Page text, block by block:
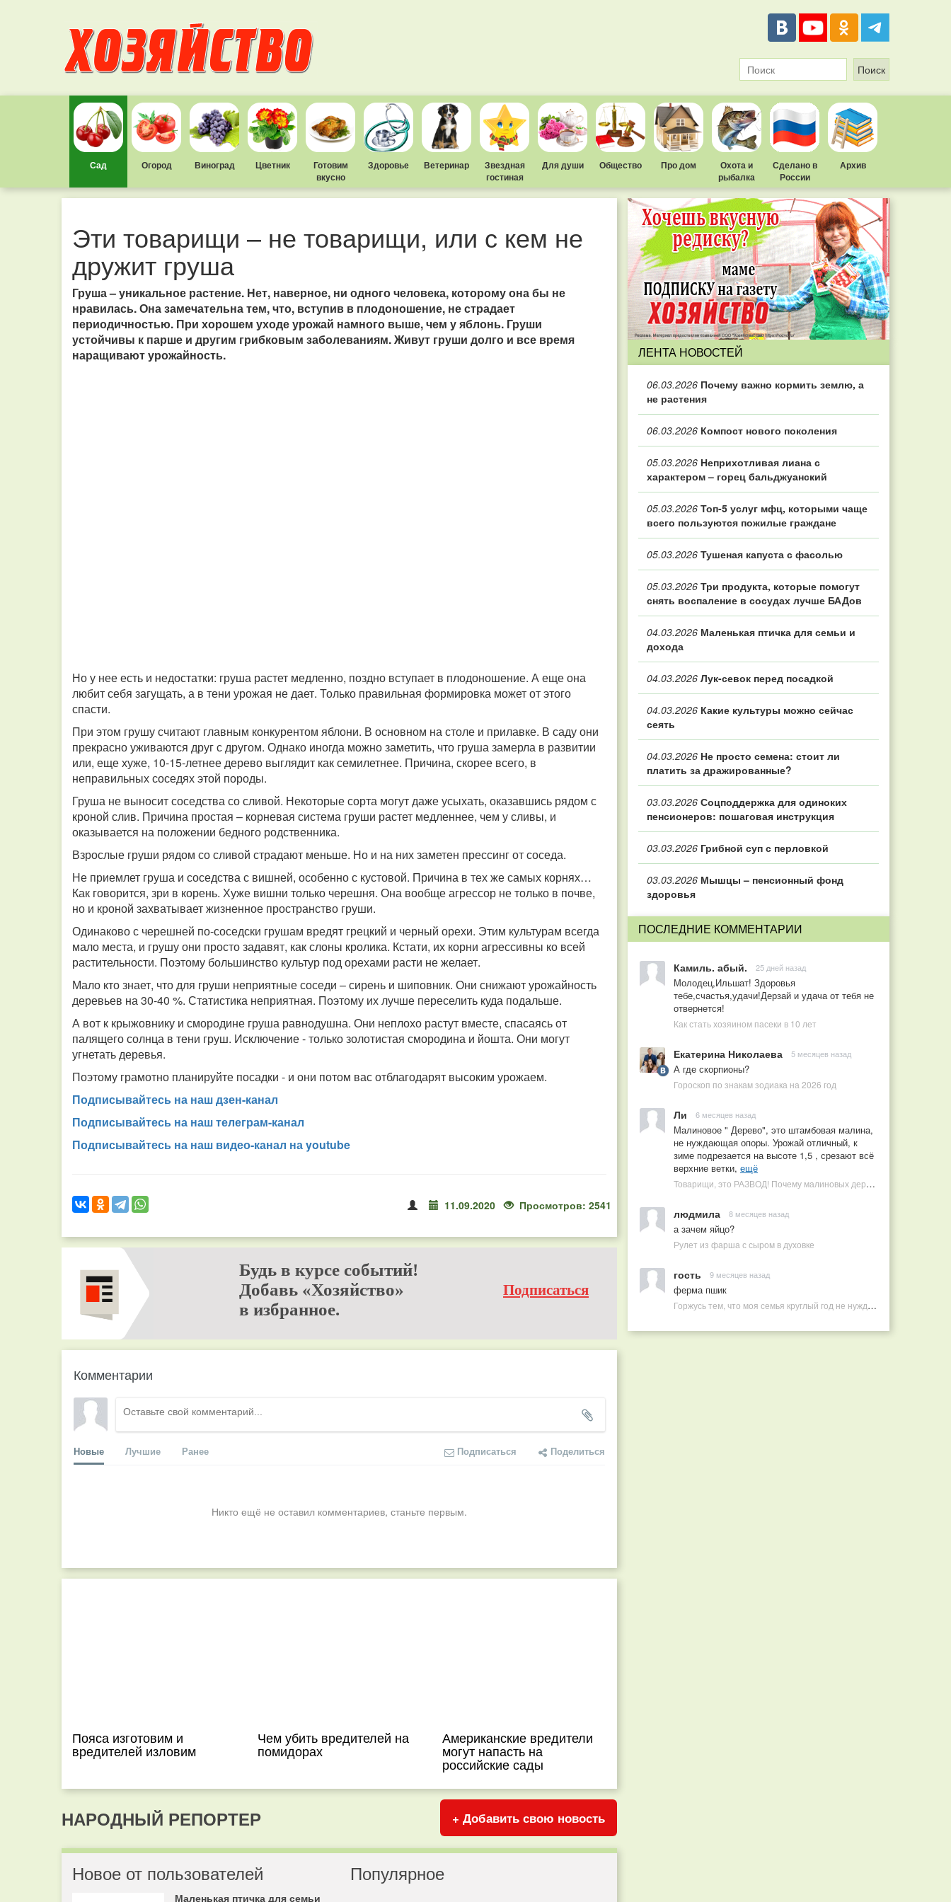
Сад Огород Виноград Цветник
Готовим
вкусно
Здоровье Ветеринар
Звездная
гостиная
Для души Общество Про дом
Охота и
рыбалка
Сделано в
России
Архив
Эти товарищи – не товарищи, или с кем не
дружит груша
Груша – уникальное растение. Нет, наверное, ни одного человека, которому она бы не
нравилась. Она замечательна тем, что, вступив в плодоношение, не страдает
периодичностью. При хорошем уходе урожай намного выше, чем у яблонь. Груши
устойчивы к парше и другим грибковым заболеваниям. Живут груши долго и все время
наращивают урожайность.
Но у нее есть и недостатки: груша растет медленно, поздно вступает в плодоношение. А еще она
любит себя загущать, а в тени урожая не дает. Только правильная формировка может от этого
спасти.
При этом грушу считают главным конкурентом яблони. В основном на столе и прилавке. В саду они
прекрасно уживаются друг с другом. Однако иногда можно заметить, что груша замерла в развитии
или, еще хуже, 10-15-летнее дерево выглядит как семилетнее. Причина, скорее всего, в
неправильных соседях этой породы.
Груша не выносит соседства со сливой. Некоторые сорта могут даже усыхать, оказавшись рядом с
кроной слив. Причина простая – корневая система груши растет медленнее, чем у сливы, и
оказывается на положении бедного родственника.
Взрослые груши рядом со сливой страдают меньше. Но и на них заметен прессинг от соседа.
Не приемлет груша и соседства с вишней, особенно с кустовой. Причина в тех же самых корнях…
Как говорится, зри в корень. Хуже вишни только черешня. Она вообще агрессор не только в почве,
но и кроной захватывает жизненное пространство груши.
Одинаково с черешней по-соседски грушам вредят грецкий и черный орехи. Этим культурам всегда
мало места, и грушу они просто задавят, как слоны кролика. Кстати, их корни агрессивны ко всей
растительности. Поэтому большинство культур под орехами расти не желает.
Мало кто знает, что для груши неприятные соседи – сирень и шиповник. Они снижают урожайность
деревьев на 30-40 %. Статистика неприятная. Поэтому их лучше переселить куда подальше.
А вот к крыжовнику и смородине груша равнодушна. Они неплохо растут вместе, спасаясь от
палящего солнца в тени груш. Исключение - только золотистая смородина и йошта. Они могут
угнетать деревья.
Поэтому грамотно планируйте посадки - и они потом вас отблагодарят высоким урожаем.
Подписывайтесь на наш дзен-канал
Подписывайтесь на наш телеграм-канал
Подписывайтесь на наш видео-канал на youtube
11.09.2020 Просмотров: 2541
Будь в курсе событий!
Добавь «Хозяйство»
в избранное.
Подписаться
Комментарии
Новые Лучшие Ранее Подписаться Поделиться
Никто ещё не оставил комментариев, станьте первым.
Пояса изготовим и
вредителей изловим
Чем убить вредителей на
помидорах
Американские вредители
могут напасть на
российские сады
НАРОДНЫЙ РЕПОРТЕР + Добавить свою новость
Новое от пользователей
Маленькая птичка для семьи
Популярное
ЛЕНТА НОВОСТЕЙ
06.03.2026 Почему важно кормить землю, а
не растения
06.03.2026 Компост нового поколения
05.03.2026 Неприхотливая лиана с
характером – горец бальджуанский
05.03.2026 Топ‑5 услуг мфц, которыми чаще
всего пользуются пожилые граждане
05.03.2026 Тушеная капуста с фасолью
05.03.2026 Три продукта, которые помогут
снять воспаление в сосудах лучше БАДов
04.03.2026 Маленькая птичка для семьи и
дохода
04.03.2026 Лук-севок перед посадкой
04.03.2026 Какие культуры можно сейчас
сеять
04.03.2026 Не просто семена: стоит ли
платить за дражированные?
03.03.2026 Соцподдержка для одиноких
пенсионеров: пошаговая инструкция
03.03.2026 Грибной суп с перловкой
03.03.2026 Мышцы – пенсионный фонд
здоровья
ПОСЛЕДНИЕ КОММЕНТАРИИ
Камиль. абый. 25 дней назад
Молодец,Ильшат! Здоровья
тебе,счастья,удачи!Дерзай и удача от тебя не
отвернется!
Как стать хозяином пасеки в 10 лет
Екатерина Николаева 5 месяцев назад
А где скорпионы?
Гороскоп по знакам зодиака на 2026 год
Ли 6 месяцев назад
Малиновое " Дерево", это штамбовая малина,
не нуждающая опоры. Урожай отличный, к
зиме подрезается на высоте 1,5 , срезают всё
верхние ветки, ещё
Товарищи, это РАЗВОД! Почему малиновых деревьев не бывает, или Как ушлые продавцы наживаются на мечтах садоводов
людмила 8 месяцев назад
а зачем яйцо?
Рулет из фарша с сыром в духовке
гость 9 месяцев назад
ферма пшик
Горжусь тем, что моя семья круглый год не нуждается в покупных витаминах